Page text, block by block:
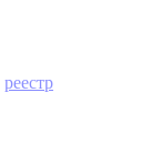
реестр